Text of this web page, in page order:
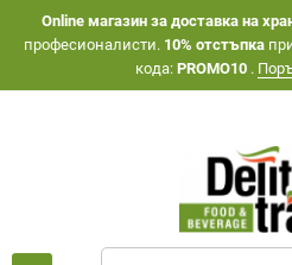
Оnline магазин за доставка на
професионалисти. 10% отстъпка
кода: PROMO10 .